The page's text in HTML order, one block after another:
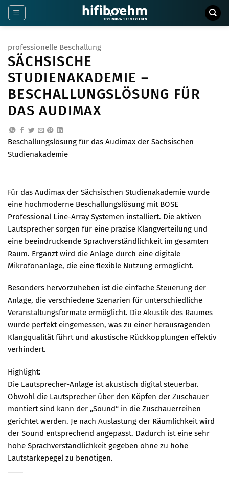
Zum
Inhalt
professionelle Beschallung
SÄCHSISCHE
STUDIENAKADEMIE –
BESCHALLUNGSLÖSUNG FÜR
DAS AUDIMAX
Beschallungslösung für das Audimax der Sächsischen
Studienakademie
Für das Audimax der Sächsischen Studienakademie wurde
eine hochmoderne Beschallungslösung mit BOSE
Professional Line-Array Systemen installiert. Die aktiven
Lautsprecher sorgen für eine präzise Klangverteilung und
eine beeindruckende Sprachverständlichkeit im gesamten
Raum. Ergänzt wird die Anlage durch eine digitale
Mikrofonanlage, die eine flexible Nutzung ermöglicht.
Besonders hervorzuheben ist die einfache Steuerung der
Anlage, die verschiedene Szenarien für unterschiedliche
Veranstaltungsformate ermöglicht. Die Akustik des Raumes
wurde perfekt eingemessen, was zu einer herausragenden
Klangqualität führt und akustische Rückkopplungen effektiv
verhindert.
Highlight:
Die Lautsprecher-Anlage ist akustisch digital steuerbar.
Obwohl die Lautsprecher über den Köpfen der Zuschauer
montiert sind kann der „Sound“ in die Zuschauerreihen
gerichtet werden. Je nach Auslastung der Räumlichkeit wird
der Sound entsprechend angepasst. Dadurch ist eine sehr
hohe Sprachverständlichkeit gegeben ohne zu hohe
Lautstärkepegel zu benötigen.